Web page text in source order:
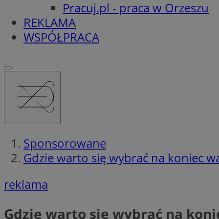
Pracuj.pl - praca w Orzeszu
REKLAMA
WSPÓŁPRACA
Sponsorowane
Gdzie warto się wybrać na koniec
reklama
Gdzie warto się wybrać na